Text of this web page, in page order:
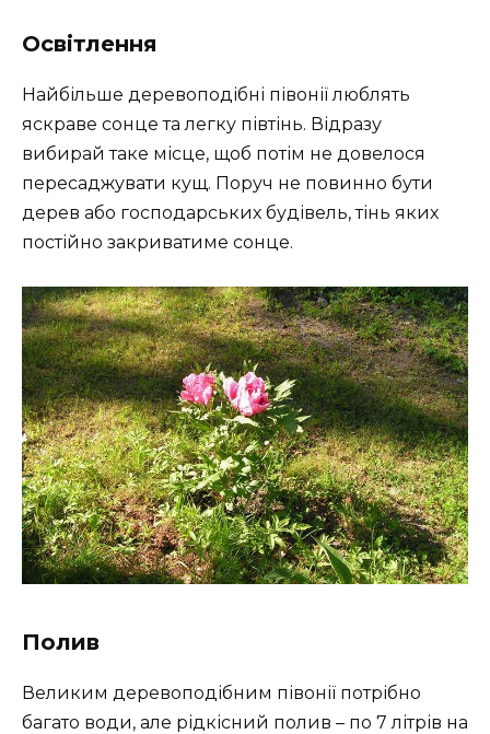
Освітлення
Найбільше деревоподібні півонії люблять
яскраве сонце та легку півтінь. Відразу
вибирай таке місце, щоб потім не довелося
пересаджувати кущ. Поруч не повинно бути
дерев або господарських будівель, тінь яких
постійно закриватиме сонце.
Полив
Великим деревоподібним півонії потрібно
багато води, але рідкісний полив – по 7 літрів на